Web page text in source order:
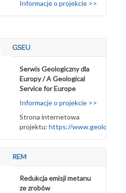
Informacje o projekcie >>
GSEU
Serwis Geologiczny dla
Europy / A Geological
Service for Europe
Informacje o projekcie >>
Strona internetowa
projektu: https://
REM
Redukcja emisji metanu
ze zrobów